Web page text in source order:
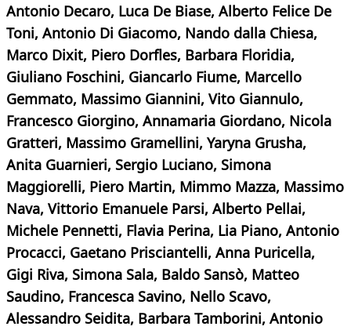
Antonio Decaro, Luca De Biase, Alberto Felice De
Toni, Antonio Di Giacomo, Nando dalla Chiesa,
Marco Dixit, Piero Dorfles, Barbara Floridia,
Giuliano Foschini, Giancarlo Fiume, Marcello
Gemmato, Massimo Giannini, Vito Giannulo,
Francesco Giorgino, Annamaria Giordano, Nicola
Gratteri, Massimo Gramellini, Yaryna Grusha,
Anita Guarnieri, Sergio Luciano, Simona
Maggiorelli, Piero Martin, Mimmo Mazza, Massimo
Nava, Vittorio Emanuele Parsi, Alberto Pellai,
Michele Pennetti, Flavia Perina, Lia Piano, Antonio
Procacci, Gaetano Prisciantelli, Anna Puricella,
Gigi Riva, Simona Sala, Baldo Sansò, Matteo
Saudino, Francesca Savino, Nello Scavo,
Alessandro Seidita, Barbara Tamborini, Antonio